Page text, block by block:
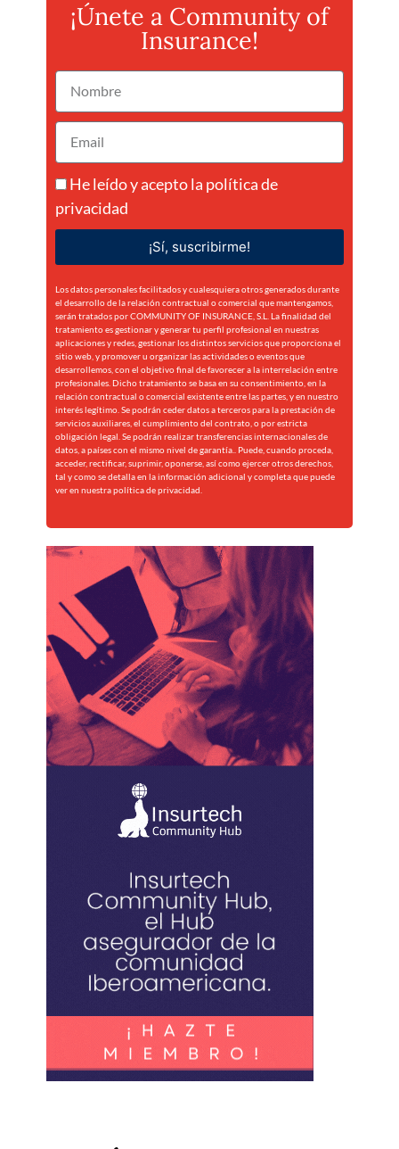
¡Únete a Community of
Insurance!
He leído y acepto la política de
privacidad
¡Sí, suscribirme!
Los datos personales facilitados y cualesquiera otros generados durante
el desarrollo de la relación contractual o comercial que mantengamos,
serán tratados por COMMUNITY OF INSURANCE, S.L. La finalidad del
tratamiento es gestionar y generar tu perfil profesional en nuestras
aplicaciones y redes, gestionar los distintos servicios que proporciona el
sitio web, y promover u organizar las actividades o eventos que
desarrollemos, con el objetivo final de favorecer a la interrelación entre
profesionales. Dicho tratamiento se basa en su consentimiento, en la
relación contractual o comercial existente entre las partes, y en nuestro
interés legítimo. Se podrán ceder datos a terceros para la prestación de
servicios auxiliares, el cumplimiento del contrato, o por estricta
obligación legal. Se podrán realizar transferencias internacionales de
datos, a países con el mismo nivel de garantía.. Puede, cuando proceda,
acceder, rectificar, suprimir, oponerse, así como ejercer otros derechos,
tal y como se detalla en la información adicional y completa que puede
ver en nuestrapolítica de privacidad.